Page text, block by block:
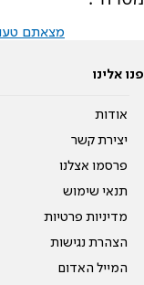
מצאתם
פנו אלינו
אודות
יצירת קשר
פרסמו אצלנו
תנאי שימוש
מדיניות פרטיות
הצהרת נגישות
המייל האדום